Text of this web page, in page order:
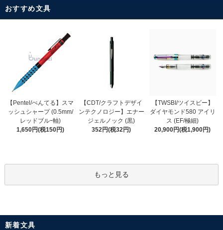
おすすめ文具
【Pentel/ぺんてる】スマ
ッシュシャープ (0.5mm/
レッドブルｰ軸)
1,650円(税150円)
【CDT/クラフトデザイ
ンテクノロジー】エナー
ジェルノック (黒)
352円(税32円)
【TWSBI/ツイスビー】
ダイヤモンド580 アイリ
ス (EF/極細)
20,900円(税1,900円)
もっと見る
新着文具